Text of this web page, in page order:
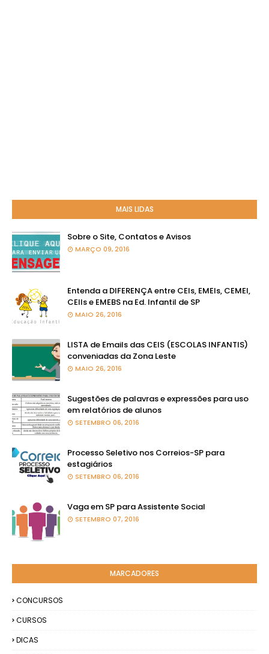
MAIS LIDAS
Sobre o Site, Contatos e Avisos
MARÇO 09, 2016
Entenda a DIFERENÇA entre CEIs, EMEIs, CEMEI,
CEIIs e EMEBS na Ed. Infantil de SP
MAIO 26, 2016
LISTA de Emails das CEIS (ESCOLAS INFANTIS)
conveniadas da Zona Leste
MAIO 26, 2016
Sugestões de palavras e expressões para uso
em relatórios de alunos
SETEMBRO 06, 2016
Processo Seletivo nos Correios-SP para
estagiários
SETEMBRO 06, 2016
Vaga em SP para Assistente Social
SETEMBRO 07, 2016
MARCADORES
CONCURSOS
CURSOS
DICAS